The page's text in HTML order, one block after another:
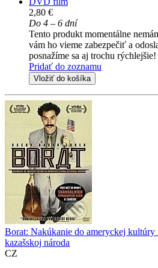
2,80 €
Do 4 – 6 dní
Tento produkt momentálne
vám ho vieme zabezpečiť a
posnažíme sa aj trochu rýchlejšie!
Pridať do zoznamu
Vložiť do košíka
Borat: Nakúkanie do ameryckej kultúry
kazašskoj národa
CZ